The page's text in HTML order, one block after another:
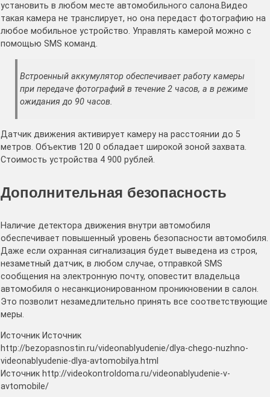
установить в любом месте автомобильного салона.Видео
такая камера не транслирует, но она передаст фотографию на
любое мобильное устройство. Управлять камерой можно с
помощью SMS команд.
Встроенный аккумулятор обеспечивает работу камеры
при передаче фотографий в течение 2 часов, а в режиме
ожидания до 90 часов.
Датчик движения активирует камеру на расстоянии до 5
метров. Объектив 120 0 обладает широкой зоной захвата.
Стоимость устройства 4 900 рублей.
Дополнительная безопасность
Наличие детектора движения внутри автомобиля
обеспечивает повышенный уровень безопасности автомобиля.
Даже если охранная сигнализация будет выведена из строя,
незаметный датчик, в любом случае, отправкой SMS
сообщения на электронную почту, оповестит владельца
автомобиля о несанкционированном проникновении в салон.
Это позволит незамедлительно принять все соответствующие
меры.
Источник Источник
http://bezopasnostin.ru/videonablyudenie/dlya-chego-nuzhno-
videonablyudenie-dlya-avtomobilya.html
Источник http://videokontroldoma.ru/videonablyudenie-v-
avtomobile/